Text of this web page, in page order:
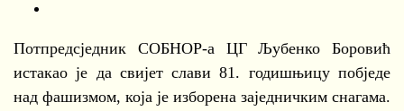
Потпредсједник СОБНОР-а ЦГ Љубенко Боровић
истакао је да свијет слави 81. годишњицу побједе
над фашизмом, која је изборена заједничким снагама.